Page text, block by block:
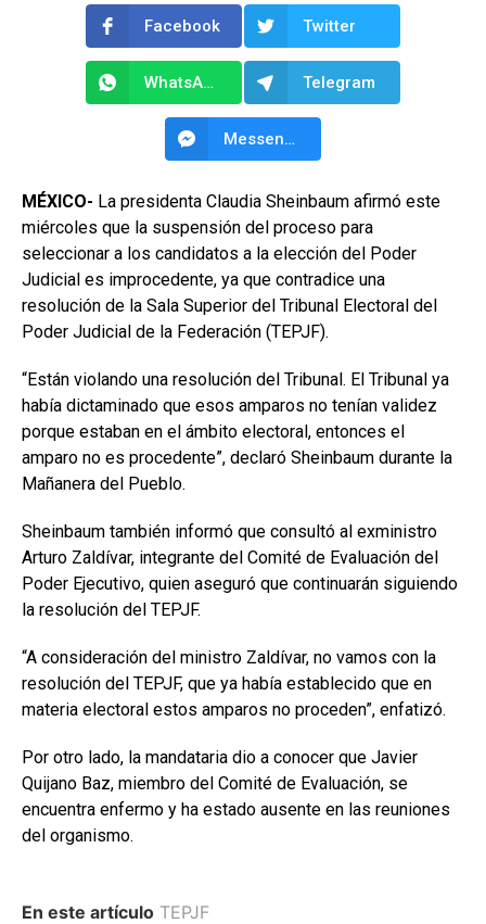
Facebook Twitter
WhatsApp Telegram
Messenger
MÉXICO- La presidenta Claudia Sheinbaum afirmó este
miércoles que la suspensión del proceso para
seleccionar a los candidatos a la elección del Poder
Judicial es improcedente, ya que contradice una
resolución de la Sala Superior del Tribunal Electoral del
Poder Judicial de la Federación (TEPJF).
“Están violando una resolución del Tribunal. El Tribunal ya
había dictaminado que esos amparos no tenían validez
porque estaban en el ámbito electoral, entonces el
amparo no es procedente”, declaró Sheinbaum durante la
Mañanera del Pueblo.
Sheinbaum también informó que consultó al exministro
Arturo Zaldívar, integrante del Comité de Evaluación del
Poder Ejecutivo, quien aseguró que continuarán siguiendo
la resolución del TEPJF.
“A consideración del ministro Zaldívar, no vamos con la
resolución del TEPJF, que ya había establecido que en
materia electoral estos amparos no proceden”, enfatizó.
Por otro lado, la mandataria dio a conocer que Javier
Quijano Baz, miembro del Comité de Evaluación, se
encuentra enfermo y ha estado ausente en las reuniones
del organismo.
En este artículo TEPJF